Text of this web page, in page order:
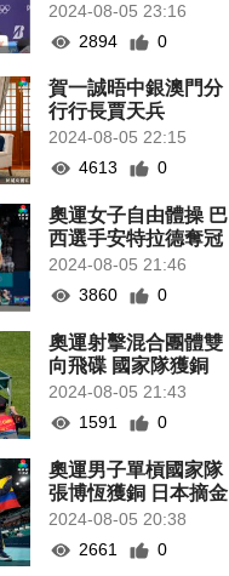
2024-08-05 23:16
2894
0
賀一誠晤中銀澳門分
行行長賈天兵
2024-08-05 22:15
4613
0
奧運女子自由體操 巴
西選手安特拉德奪冠
2024-08-05 21:46
3860
0
奧運射擊混合團體雙
向飛碟 國家隊獲銅
2024-08-05 21:43
1591
0
奧運男子單槓國家隊
張博恆獲銅 日本摘金
2024-08-05 20:38
2661
0